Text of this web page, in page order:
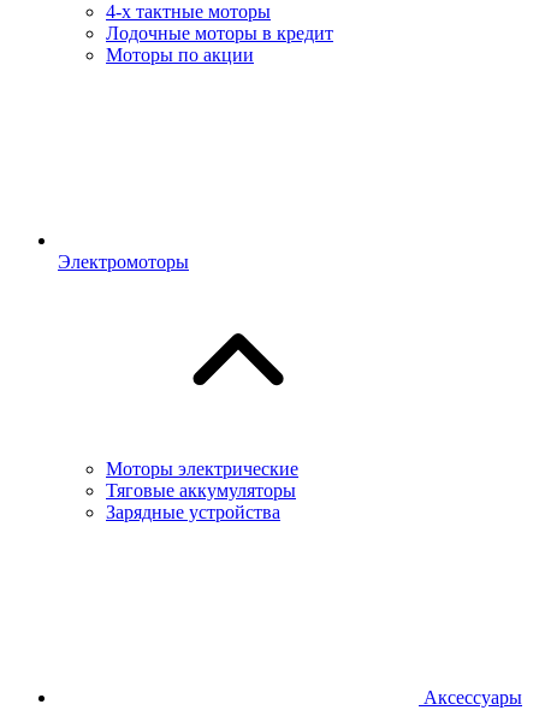
4-х тактные моторы
Лодочные моторы в кредит
Моторы по акции
Электромоторы
Моторы электрические
Тяговые аккумуляторы
Зарядные устройства
Аксессуары